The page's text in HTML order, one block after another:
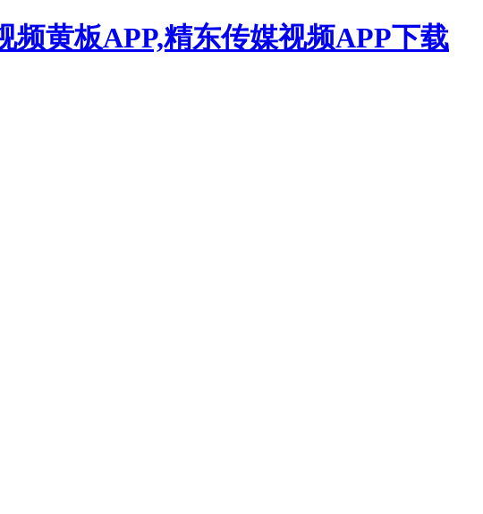
黄板APP,精东传媒视频APP下载